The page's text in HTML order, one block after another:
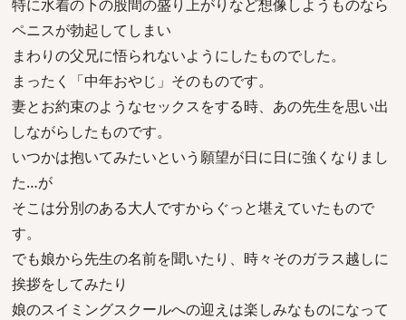
特に水着の下の股間の盛り上がりなど想像しようものなら
ペニスが勃起してしまい
まわりの父兄に悟られないようにしたものでした。
まったく「中年おやじ」そのものです。
妻とお約束のようなセックスをする時、あの先生を思い出
しながらしたものです。
いつかは抱いてみたいという願望が日に日に強くなりまし
た…が
そこは分別のある大人ですからぐっと堪えていたもので
す。
でも娘から先生の名前を聞いたり、時々そのガラス越しに
挨拶をしてみたり
娘のスイミングスクールへの迎えは楽しみなものになって